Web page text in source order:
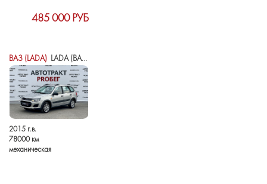
485 000 РУБ
ВАЗ (LADA) LADA (ВАЗ) KALINA II
2015 г.в.
78000 км
механическая